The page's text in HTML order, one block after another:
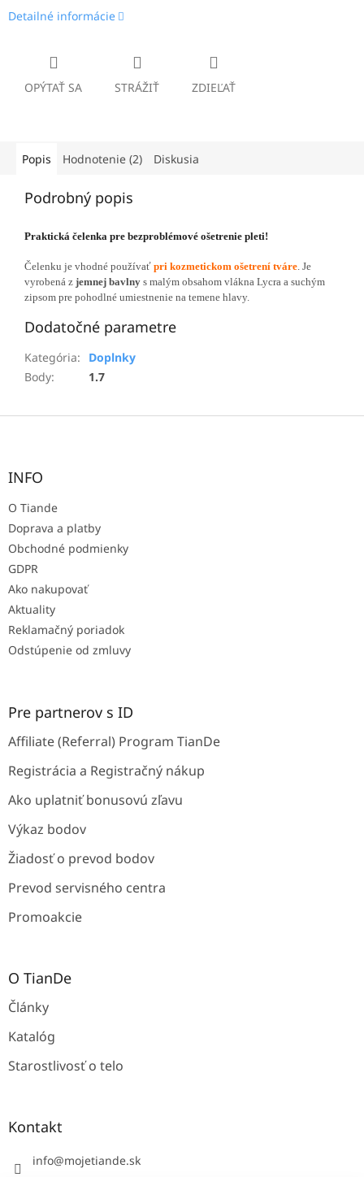
Detailné informácie
OPÝTAŤ SA STRÁŽIŤ ZDIEĽAŤ
Popis Hodnotenie (2) Diskusia
Podrobný popis
Praktická čelenka pre bezproblémové ošetrenie pleti!
Čelenku je vhodné používať pri kozmetickom ošetrení tváre . Je
vyrobená z jemnej bavlny s malým obsahom vlákna Lycra a suchým
zipsom pre pohodlné umiestnenie na temene hlavy.
Dodatočné parametre
Kategória:
Doplnky
Body: 1.7
Z
INFO
O Tiande
Doprava a platby
Obchodné podmienky
GDPR
Ako nakupovať
Aktuality
Reklamačný poriadok
Odstúpenie od zmluvy
Pre partnerov s ID
Affiliate (Referral) Program TianDe
Registrácia a Registračný nákup
Ako uplatniť bonusovú zľavu
Výkaz bodov
Žiadosť o prevod bodov
Prevod servisného centra
Promoakcie
O TianDe
Články
Katalóg
Starostlivosť o telo
Kontakt
info@mojetiande.sk